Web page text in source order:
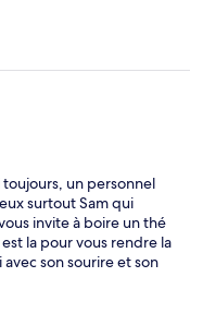
un personnel
surtout Sam qui
invite à boire un thé
la pour vous rendre la
son sourire et son
aimable. J’adore cet
fois